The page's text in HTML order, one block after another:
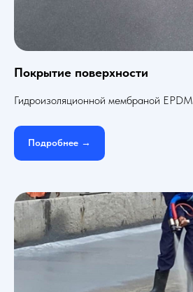
Покрытие поверхности
Гидроизоляционной мембраной EPDM
Подробнее →